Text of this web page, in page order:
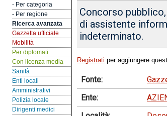
- Per categoria
- Per regione
Ricerca avanzata
Gazzetta ufficiale
Mobilità
Per diplomati
Con licenza media
Sanità
Enti locali
Amministrativi
Polizia locale
Dirigenti medici
Concorso
di assistente
indeterminato.
Registrati per aggiungere
Fonte:
Ente: